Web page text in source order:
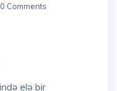
0 Comments